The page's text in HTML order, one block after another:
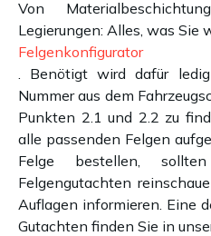
Von
Legierungen: Alles, was Sie
Felgenkonfigurator
. Benötigt wird dafür
Nummer aus dem
Punkten 2.1 und 2.2 zu
alle passenden Felgen
Felge bestellen,
Felgengutachten
Auflagen informieren. Eine
Gutachten finden Sie in